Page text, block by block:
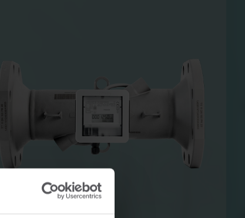
och hantera elektrifiering.
Lösningar för värmemätningar